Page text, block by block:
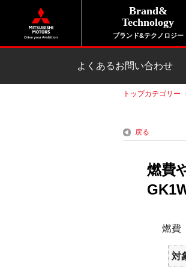
Brand&
Technology
ブランド&テクノロジー
よくあるお問い合わせ
トップカテゴリー
戻る
燃費
燃費
対